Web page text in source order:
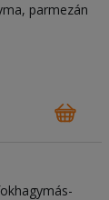
parmezán